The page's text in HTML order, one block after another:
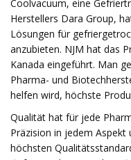
Coolvacuum, eine
Herstellers Dara Group,
Lösungen für
anzubieten. NJM hat das
Kanada eingeführt. Man
Pharma- und
helfen wird, höchste
Qualität hat für jede
Präzision in jedem Aspekt
höchsten